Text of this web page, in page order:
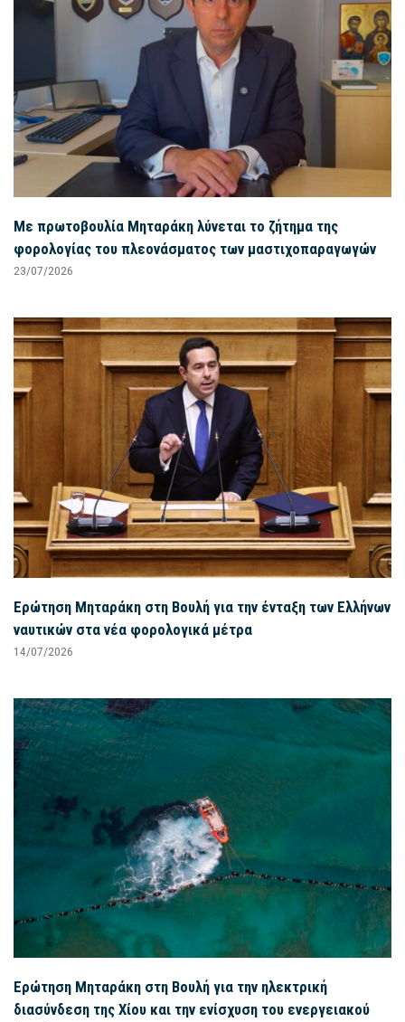
Με πρωτοβουλία Μηταράκη λύνεται το ζήτημα της
φορολογίας του πλεονάσματος των μαστιχοπαραγωγών
23/07/2026
Ερώτηση Μηταράκη στη Βουλή για την ένταξη των Ελλήνων
ναυτικών στα νέα φορολογικά μέτρα
14/07/2026
Ερώτηση Μηταράκη στη Βουλή για την ηλεκτρική
διασύνδεση της Χίου και την ενίσχυση του ενεργειακού